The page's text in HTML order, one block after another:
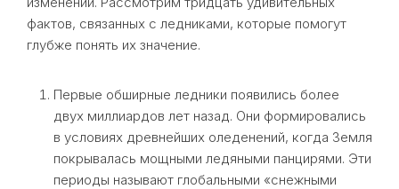
фактов, связанных с ледниками, которые помогут
глубже понять их значение.
Первые обширные ледники появились более
двух миллиардов лет назад. Они формировались
в условиях древнейших оледенений, когда Земля
покрывалась мощными ледяными панцирями. Эти
периоды называют глобальными «снежными